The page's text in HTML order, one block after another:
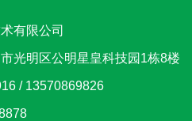
有限公司
光明区公明星皇科技园1栋8楼
/ 13570869826